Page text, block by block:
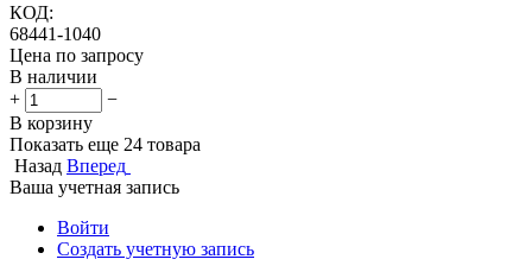
КОД:
68441-1040
Цена по запросу
В наличии
+
−
В корзину
Показать еще 24 товара
Назад Вперед
Ваша учетная запись
Войти
Создать учетную запись